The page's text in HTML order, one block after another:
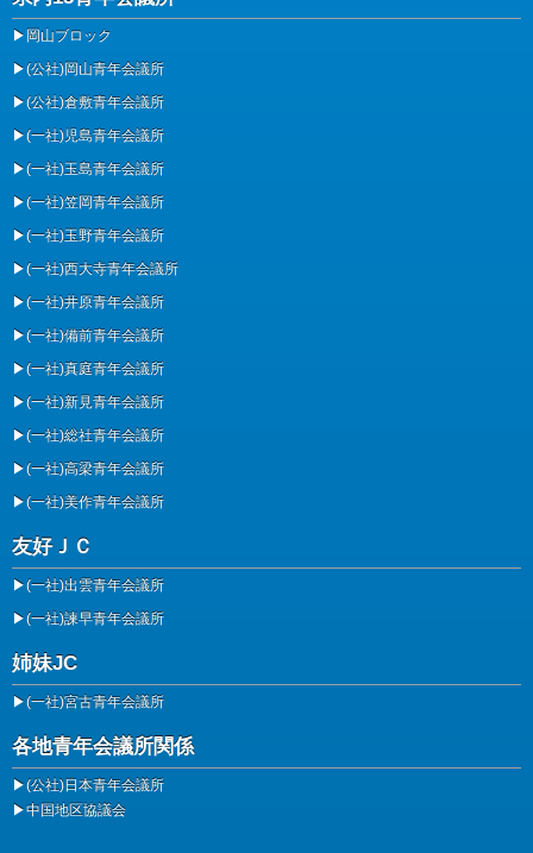
▶ 岡山ブロック
▶(公社)岡山青年会議所
▶(公社)倉敷青年会議所
▶(一社)児島青年会議所
▶(一社)玉島青年会議所
▶(一社)笠岡青年会議所
▶(一社)玉野青年会議所
▶(一社)西大寺青年会議所
▶(一社)井原青年会議所
▶(一社)備前青年会議所
▶(一社)真庭青年会議所
▶(一社)新見青年会議所
▶(一社)総社青年会議所
▶(一社)高梁青年会議所
▶(一社)美作青年会議所
友好ＪＣ
▶(一社)出雲青年会議所
▶(一社)諫早青年会議所
姉妹JC
▶(一社)宮古青年会議所
各地青年会議所関係
▶(公社)日本青年会議所
▶中国地区協議会